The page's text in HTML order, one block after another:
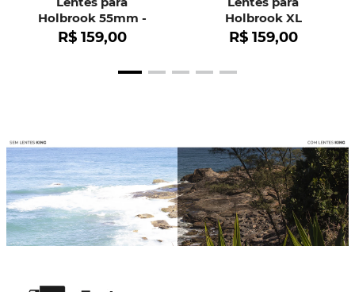
Holbrook 55mm -
OO9102
R$ 159,00
Holbrook XL
R$ 159,00